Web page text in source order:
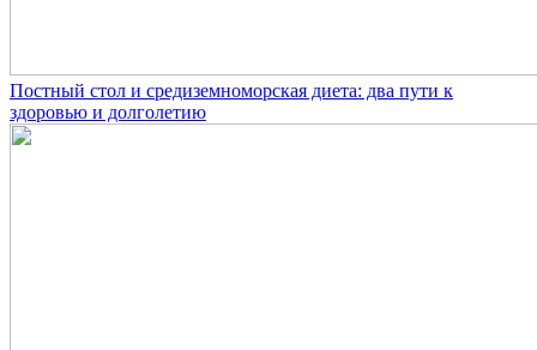
Постный стол и средиземноморская диета: два пути к
здоровью и долголетию